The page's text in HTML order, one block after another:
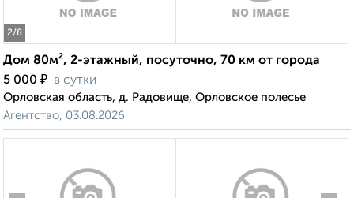
2/8
Дом 80м², 2-этажный, посуточно, 70 км от города
5 000 ₽ в сутки
Орловская область, д. Радовище, Орловское полесье
Агентство, 03.08.2026